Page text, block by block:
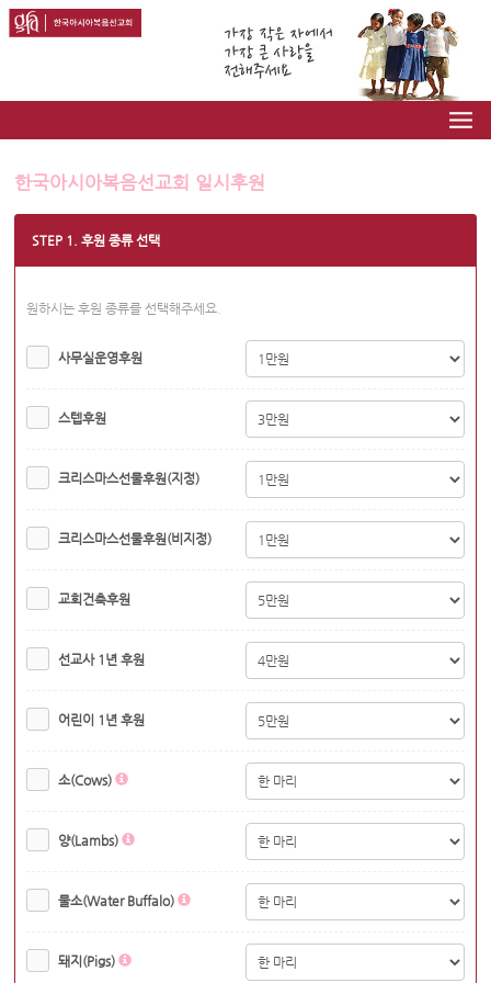
한국아시아복음선교회 일시후원
STEP 1. 후원 종류 선택
원하시는 후원 종류를 선택해주세요.
사무실운영후원
스텝후원
크리스마스선물후원(지정)
크리스마스선물후원(비지정)
교회건축후원
선교사 1년 후원
어린이 1년 후원
소(Cows)
양(Lambs)
물소(Water Buffalo)
돼지(Pigs)